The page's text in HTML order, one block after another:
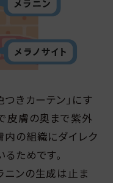
つきカーテン」にす
皮膚の奥まで紫外
の組織にダイレク
るためです｡
ニンの生成は止ま